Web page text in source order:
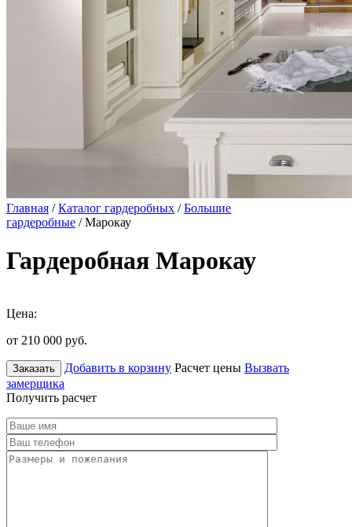
Главная /Каталог гардеробных /Большие
гардеробные / Марокау
Гардеробная Марокау
Цена:
от 210 000 руб.
Заказать Добавить в корзину Расчет цены Вызвать
замерщика
Получить расчет